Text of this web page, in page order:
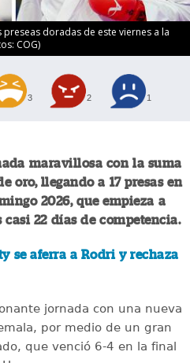
doradas de este viernes a la
COG)
3 2 1
maravillosa con la suma
oro, llegando a 17 presas en
2026, que empieza a
22 días de competencia.
se aferra a Rodri y rechaza
jornada con una nueva
por medio de un gran
que venció 6-4 en la final